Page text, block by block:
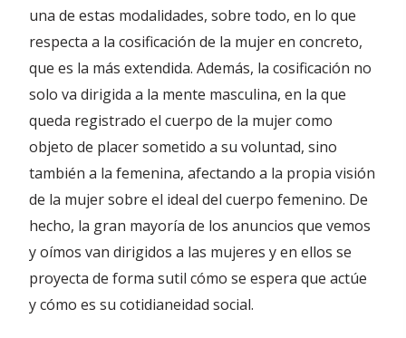
una de estas modalidades, sobre todo, en lo que
respecta a la cosificación de la mujer en concreto,
que es la más extendida. Además, la cosificación no
solo va dirigida a la mente masculina, en la que
queda registrado el cuerpo de la mujer como
objeto de placer sometido a su voluntad, sino
también a la femenina, afectando a la propia visión
de la mujer sobre el ideal del cuerpo femenino. De
hecho, la gran mayoría de los anuncios que vemos
y oímos van dirigidos a las mujeres y en ellos se
proyecta de forma sutil cómo se espera que actúe
y cómo es su cotidianeidad social.